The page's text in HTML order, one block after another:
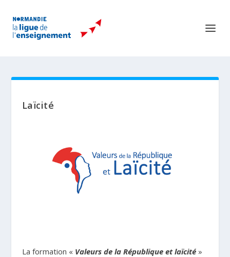
Laïcité
La formation « Valeurs de la République et laïcité»